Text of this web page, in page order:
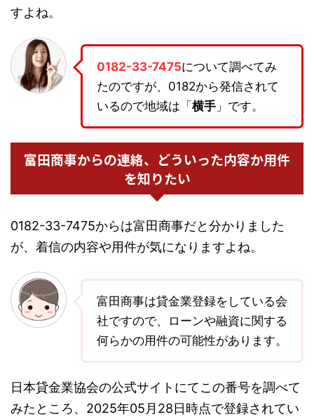
すよね。
0182-33-7475について調べてみ
たのですが、0182から発信されて
いるので地域は「 横手 」です。
富田商事からの連絡、どういった内容か用件
を知りたい
0182-33-7475からは富田商事だと分かりました
が、着信の内容や用件が気になりますよね。
富田商事は貸金業登録をしている会
社ですので、ローンや融資に関する
何らかの用件の可能性があります。
日本貸金業協会の公式サイトにてこの番号を調べて
みたところ、2025年05月28日時点で登録されてい